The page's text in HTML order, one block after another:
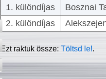
1. különdíjas
Bosznai
2. különdíjas
Ezt raktuk össze:Töltsd le!.